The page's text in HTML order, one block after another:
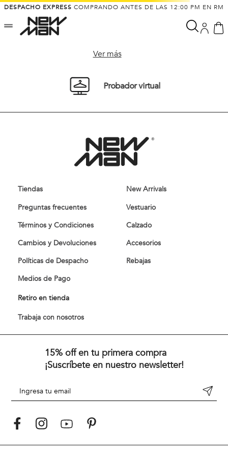
DESPACHO EXPRESS COMPRANDO ANTES DE LAS 12:00 PM EN RM
Ver más
Probador virtual
Tiendas
Preguntas frecuentes
Términos y Condiciones
Cambios y Devoluciones
Políticas de Despacho
Medios de Pago
Retiro en tienda
Trabaja con nosotros
New Arrivals
Vestuario
Calzado
Accesorios
Rebajas
15% off en tu primera compra
¡Suscríbete en nuestro newsletter!